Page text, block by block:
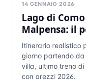
14 GENNAIO 2026
Lago di
Malpensa: il
Itinerario realistico
giorno partendo da
villa, ultimo treno
con prezzi 2026.